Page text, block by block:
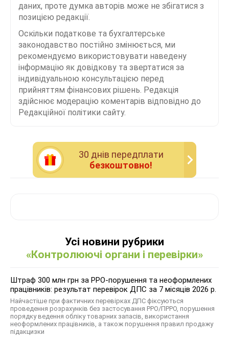
даних, проте думка авторів може не збігатися з
позицією редакції.
Оскільки податкове та бухгалтерське
законодавство постійно змінюється, ми
рекомендуємо використовувати наведену
інформацію як довідкову та звертатися за
індивідуальною консультацією перед
прийняттям фінансових рішень. Редакція
здійснює модерацію коментарів відповідно до
Редакційної політики сайту.
30 днiв передплати
безкоштовно!
Усі новини рубрики
«Контролюючі органи і перевірки»
Штраф 300 млн грн за РРО-порушення та неоформлених
працівників: результат перевірок ДПС за 7 місяців 2026 р.
Найчастіше при фактичних перевірках ДПС фіксуються
проведення розрахунків без застосування РРО/ПРРО, порушення
порядку ведення обліку товарних запасів, використання
неоформлених працівників, а також порушення правил продажу
підакцизки